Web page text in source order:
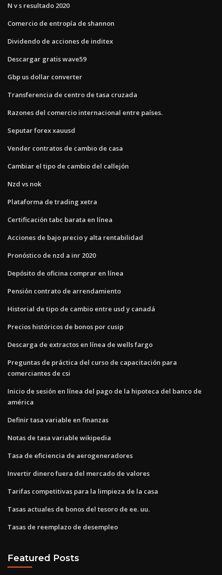
N v s resultado 2020
Comercio de entropía de shannon
Dividendo de acciones de inditex
Descargar gratis wave59
Gbp us dollar converter
Transferencia de centro de tasa cruzada
Razones del comercio internacional entre países.
Seputar forex xauusd
Vender contratos de cambio de casa
Cambiar el tipo de cambio del callejón
Nzd vs nok
Plataforma de trading xetra
Certificación tabc barata en línea
Acciones de bajo precio y alta rentabilidad
Pronóstico de nzd a inr 2020
Depósito de oficina comprar en línea
Pensión contrato de arrendamiento
Historial de tipo de cambio entre usd y canadá
Precios históricos de bonos por cusip
Descarga de extractos en línea de wells fargo
Preguntas de práctica del curso de capacitación para
comerciantes de csi
Inicio de sesión en línea del pago de la hipoteca del banco de
américa
Definir tasa variable en finanzas
Notas de tasa variable wikipedia
Tasa de eficiencia de aerogeneradores
Invertir dinero fuera del mercado de valores
Tarifas competitivas para la limpieza de la casa
Tasas actuales de bonos del tesoro de ee. uu.
Tasas de reemplazo de desempleo
Featured Posts